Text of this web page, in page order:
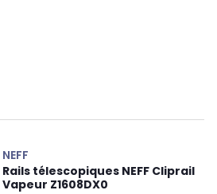
NEFF
Rails télescopiques NEFF Cliprail
Vapeur Z1608DX0